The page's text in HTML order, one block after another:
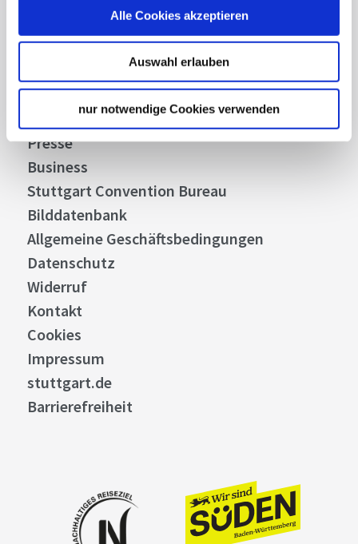
Alle Cookies akzeptieren
Auswahl erlauben
nur notwendige Cookies verwenden
Abonnieren
Über uns
Stellenangebote
Presse
Business
Stuttgart Convention Bureau
Bilddatenbank
Allgemeine Geschäftsbedingungen
Datenschutz
Widerruf
Kontakt
Cookies
Impressum
stuttgart.de
Barrierefreiheit